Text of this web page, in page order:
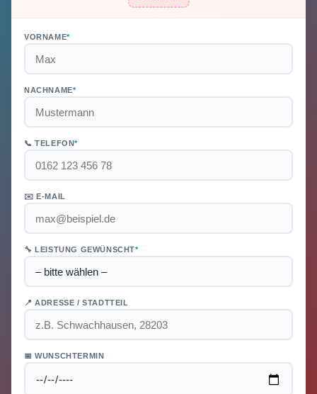
VORNAME*
NACHNAME*
📞 TELEFON*
✉️ E-MAIL
🔧 LEISTUNG GEWÜNSCHT*
📍 ADRESSE / STADTTEIL
📅 WUNSCHTERMIN